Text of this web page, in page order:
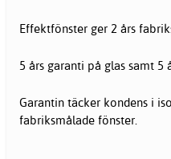
Effektfönster ger 2 års
5 års garanti på glas samt 5
Garantin täcker kondens i
fabriksmålade fönster.